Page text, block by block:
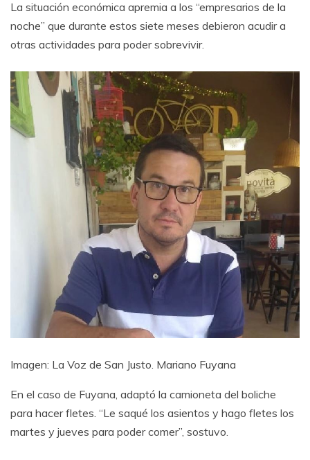
La situación económica apremia a los “empresarios de la
noche” que durante estos siete meses debieron acudir a
otras actividades para poder sobrevivir.
Imagen: La Voz de San Justo. Mariano Fuyana
En el caso de Fuyana, adaptó la camioneta del boliche
para hacer fletes. “Le saqué los asientos y hago fletes los
martes y jueves para poder comer”, sostuvo.